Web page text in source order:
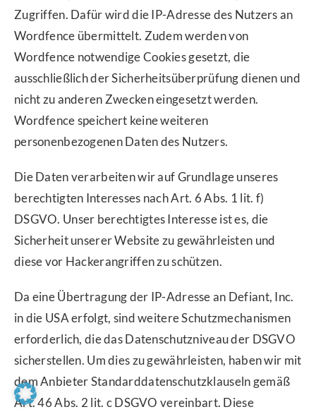
Zugriffen. Dafür wird die IP-Adresse des Nutzers an
Wordfence übermittelt. Zudem werden von
Wordfence notwendige Cookies gesetzt, die
ausschließlich der Sicherheitsüberprüfung dienen und
nicht zu anderen Zwecken eingesetzt werden.
Wordfence speichert keine weiteren
personenbezogenen Daten des Nutzers.
Die Daten verarbeiten wir auf Grundlage unseres
berechtigten Interesses nach Art. 6 Abs. 1 lit. f)
DSGVO. Unser berechtigtes Interesse ist es, die
Sicherheit unserer Website zu gewährleisten und
diese vor Hackerangriffen zu schützen.
Da eine Übertragung der IP-Adresse an Defiant, Inc.
in die USA erfolgt, sind weitere Schutzmechanismen
erforderlich, die das Datenschutzniveau der DSGVO
sicherstellen. Um dies zu gewährleisten, haben wir mit
dem Anbieter Standarddatenschutzklauseln gemäß
Art. 46 Abs. 2 lit. c DSGVO vereinbart. Diese